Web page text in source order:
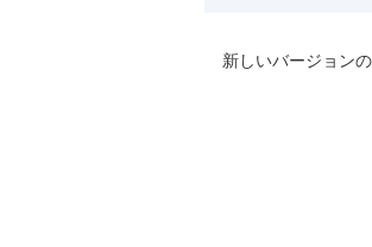
新しいバージョン